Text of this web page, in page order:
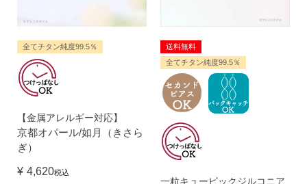
予備の替えキャッチ・ケア用品
無くした時の片耳ピアス
全てチタン純度99.5％
【金属アレルギー対応】
京都オパール/如月（きさら
ぎ）
¥ 4,620税込
送料無料
全てチタン純度99.5％
一粒キュービックジルコニア